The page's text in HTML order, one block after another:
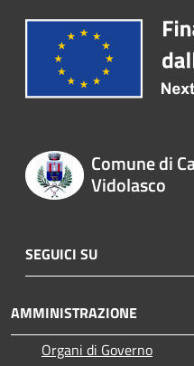
Comune di
Vidolasco
SEGUICI SU
AMMINISTRAZIONE
Organi di Governo